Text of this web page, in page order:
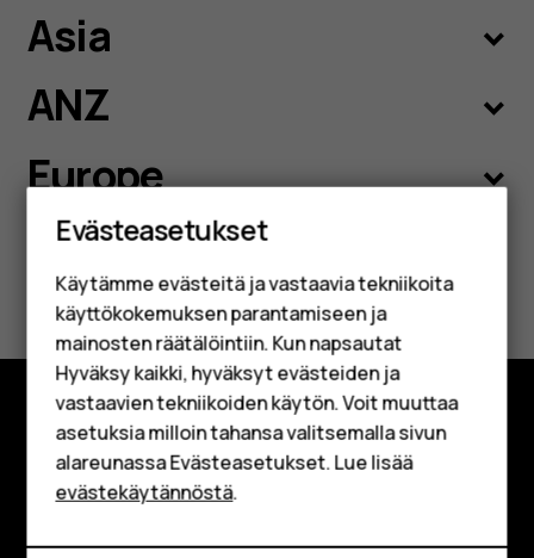
Älypuhelimet
Perinteiset puhelimet
Lisävarusteet
HMD Terra M
Yrityksille
Tabletit
Shop
Asia
ANZ
Europe
Latin America
Middle East
Tutustu
Tietoa meistä
Planet and people
Evästeasetukset
Käytämme evästeitä ja vastaavia tekniikoita
käyttökokemuksen parantamiseen ja
mainosten räätälöintiin. Kun napsautat
Hyväksy kaikki, hyväksyt evästeiden ja
vastaavien tekniikoiden käytön. Voit muuttaa
asetuksia milloin tahansa valitsemalla sivun
alareunassa Evästeasetukset. Lue lisää
evästekäytännöstä.